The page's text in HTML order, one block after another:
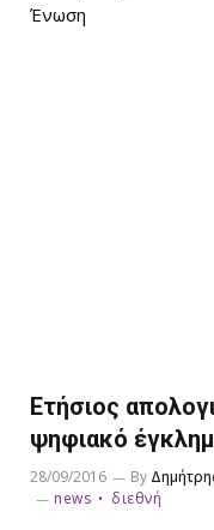
Ένωση
Ετήσιος
ψηφιακό
28/09/2016 By
news
διεθνή